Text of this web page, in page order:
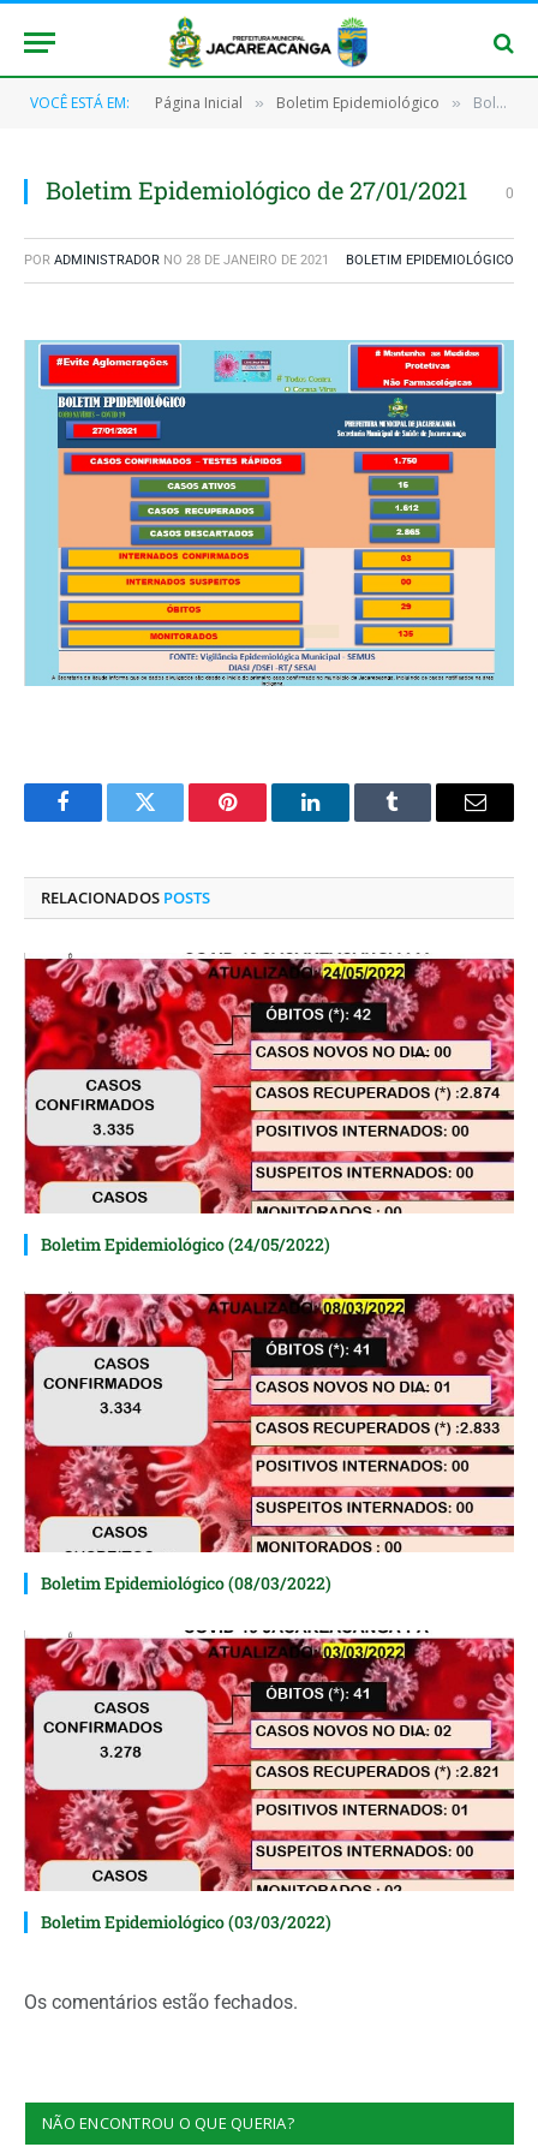
VOCÊ ESTÁ EM: Página Inicial » Boletim Epidemiológico » Boletim Epidemiológico de 27/01/2021
Boletim Epidemiológico de 27/01/2021 0
POR ADMINISTRADOR NO 28 DE JANEIRO DE 2021 BOLETIM EPIDEMIOLÓGICO
FacebookTwitter Pinterest O
Tumblr
E-
RELACIONADOS POSTS
Boletim Epidemiológico (24/05/2022)
Boletim Epidemiológico (08/03/2022)
Boletim Epidemiológico (03/03/2022)
Os comentários estão fechados.
NÃO ENCONTROU O QUE QUERIA?